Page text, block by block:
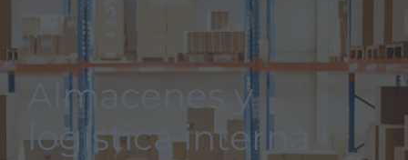
Almacenes y
logística interna